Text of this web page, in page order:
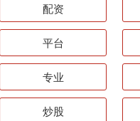
配资
平台
专业
炒股